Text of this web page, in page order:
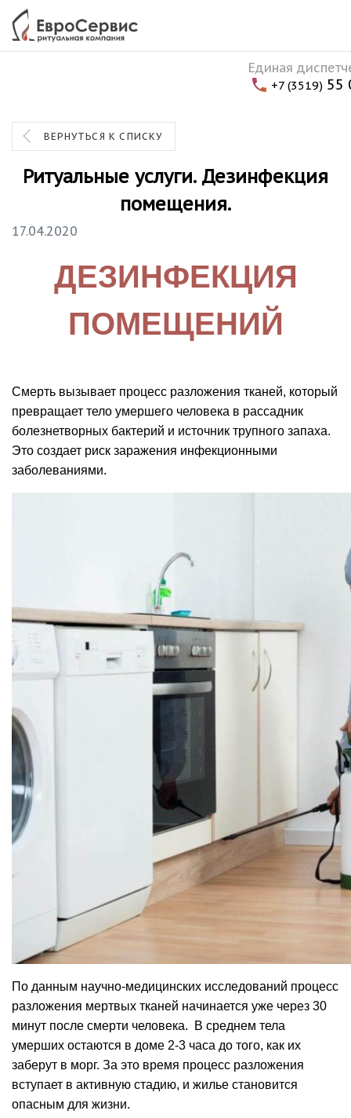
Единая
+7 (3519) 55
ВЕРНУТЬСЯ К СПИСКУ
Ритуальные услуги. Дезинфекция
помещения.
17.04.2020
ДЕЗИНФЕКЦИЯ
ПОМЕЩЕНИЙ
Смерть вызывает процесс разложения тканей, который
превращает тело умершего человека в рассадник
болезнетворных бактерий и источник трупного запаха.
Это создает риск заражения инфекционными
заболеваниями.
По данным научно-медицинских исследований процесс
разложения мертвых тканей начинается уже через 30
минут после смерти человека. В среднем тела
умерших остаются в доме 2-3 часа до того, как их
заберут в морг. За это время процесс разложения
вступает в активную стадию, и жилье становится
опасным для жизни.